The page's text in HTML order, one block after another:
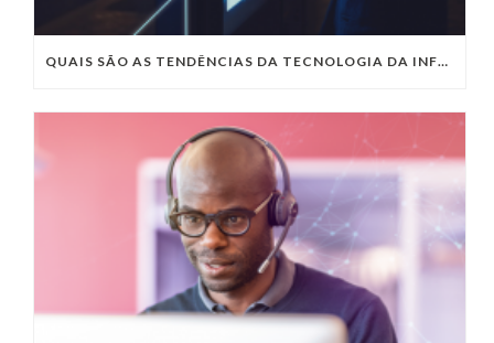
QUAIS SÃO AS TENDÊNCIAS DA TECNOLOGIA DA INFORMAÇÃO PARA 2023?